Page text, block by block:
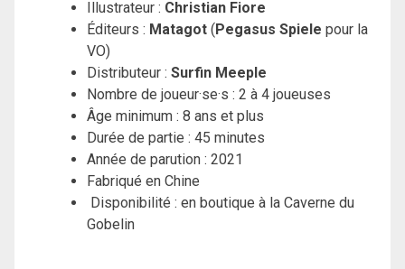
Illustrateur : Christian Fiore
Éditeurs : Matagot ( Pegasus Spiele pour la
VO)
Distributeur : Surfin Meeple
Nombre de joueur·se·s : 2 à 4 joueuses
Âge minimum : 8 ans et plus
Durée de partie : 45 minutes
Année de parution : 2021
Fabriqué en Chine
Disponibilité : en boutique à la Caverne du
Gobelin